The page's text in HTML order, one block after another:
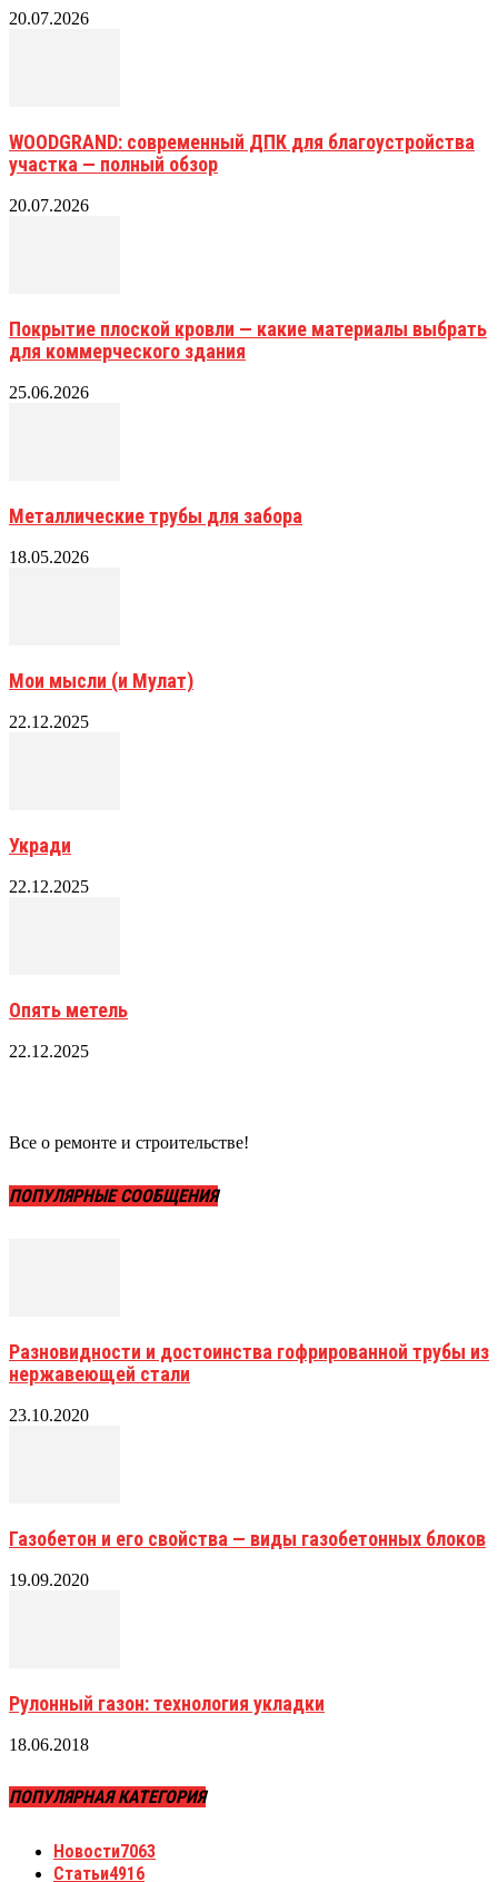
20.07.2026
WOODGRAND: современный ДПК для благоустройства
участка — полный обзор
20.07.2026
Покрытие плоской кровли — какие материалы выбрать
для коммерческого здания
25.06.2026
Металлические трубы для забора
18.05.2026
Мои мысли (и Мулат)
22.12.2025
Укради
22.12.2025
Опять метель
22.12.2025
Все о ремонте и строительстве!
ПОПУЛЯРНЫЕ СООБЩЕНИЯ
Разновидности и достоинства гофрированной трубы из
нержавеющей стали
23.10.2020
Газобетон и его свойства — виды газобетонных блоков
19.09.2020
Рулонный газон: технология укладки
18.06.2018
ПОПУЛЯРНАЯ КАТЕГОРИЯ
Новости7063
Статьи4916